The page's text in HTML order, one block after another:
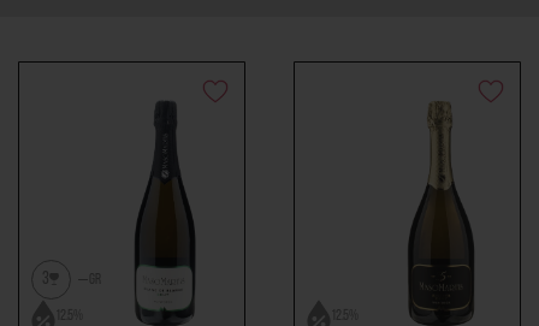
Nessun prodotto trovato
Utilizza meno filtri o
rimuovi
3 GR
12.5% 12.5%